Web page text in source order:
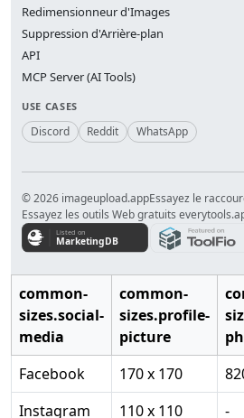
Redimensionneur d'Images
Suppression d'Arrière-plan
API
MCP Server (AI Tools)
USE CASES
Discord Reddit WhatsApp
© 2026 imageupload.appEssayez le
Essayez les outils Web gratuits
common-
sizes.social-
media
common-
sizes.profile-
picture
Facebook
170 x 170
Instagram
110 x 110 -